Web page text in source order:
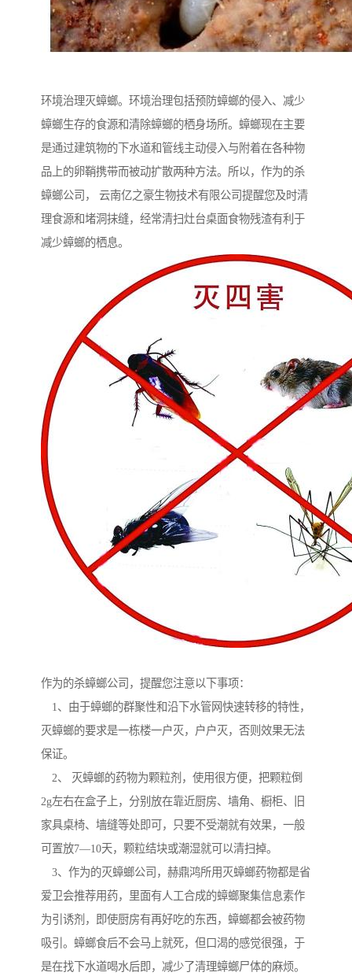
环境治理灭蟑螂。环境治理包括预防蟑螂的侵入、减少
蟑螂生存的食源和清除蟑螂的栖身场所。蟑螂现在主要
是通过建筑物的下水道和管线主动侵入与附着在各种物
品上的卵鞘携带而被动扩散两种方法。所以，作为的杀
蟑螂公司， 云南亿之豪生物技术有限公司提醒您及时清
理食源和堵洞抹缝，经常清扫灶台桌面食物残渣有利于
减少蟑螂的栖息。
作为的杀蟑螂公司，提醒您注意以下事项：
1、由于蟑螂的群聚性和沿下水管网快速转移的特性，
灭蟑螂的要求是一栋楼一户灭，户户灭，否则效果无法
保证。
2、 灭蟑螂的药物为颗粒剂，使用很方便，把颗粒倒
2g左右在盒子上，分别放在靠近厨房、墙角、橱柜、旧
家具桌椅、墙缝等处即可，只要不受潮就有效果，一般
可置放7—10天，颗粒结块或潮湿就可以清扫掉。
3、作为的灭蟑螂公司，赫鼎鸿所用灭蟑螂药物都是省
爱卫会推荐用药，里面有人工合成的蟑螂聚集信息素作
为引诱剂，即使厨房有再好吃的东西，蟑螂都会被药物
吸引。蟑螂食后不会马上就死，但口渴的感觉很强，于
是在找下水道喝水后即，减少了清理蟑螂尸体的麻烦。